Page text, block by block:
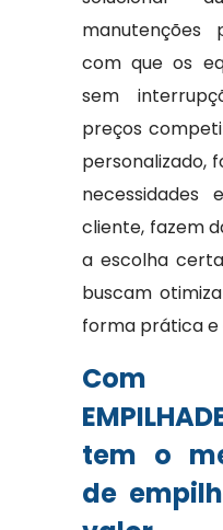
manutenções
com que os
sem
preços
personalizado,
necessidades
cliente, fazem
a escolha
buscam
forma prática e
tem o
de